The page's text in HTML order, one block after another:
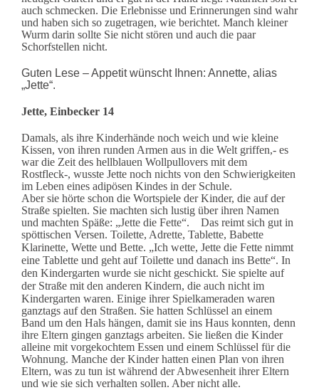
auch schmecken. Die Erlebnisse und Erinnerungen sind wahr
und haben sich so zugetragen, wie berichtet. Manch kleiner
Wurm darin sollte Sie nicht stören und auch die paar
Schorfstellen nicht.
Guten Lese – Appetit wünscht Ihnen: Annette, alias
„Jette“.
Jette, Einbecker 14
Damals, als ihre Kinderhände noch weich und wie kleine
Kissen, von ihren runden Armen aus in die Welt griffen,- es
war die Zeit des hellblauen Wollpullovers mit dem
Rostfleck-, wusste Jette noch nichts von den Schwierigkeiten
im Leben eines adipösen Kindes in der Schule.
Aber sie hörte schon die Wortspiele der Kinder, die auf der
Straße spielten. Sie machten sich lustig über ihren Namen
und machten Späße: „Jette die Fette“. Das reimt sich gut in
spöttischen Versen. Toilette, Adrette, Tablette, Babette
Klarinette, Wette und Bette. „Ich wette, Jette die Fette nimmt
eine Tablette und geht auf Toilette und danach ins Bette“. In
den Kindergarten wurde sie nicht geschickt. Sie spielte auf
der Straße mit den anderen Kindern, die auch nicht im
Kindergarten waren. Einige ihrer Spielkameraden waren
ganztags auf den Straßen. Sie hatten Schlüssel an einem
Band um den Hals hängen, damit sie ins Haus konnten, denn
ihre Eltern gingen ganztags arbeiten. Sie ließen die Kinder
alleine mit vorgekochtem Essen und einem Schlüssel für die
Wohnung. Manche der Kinder hatten einen Plan von ihren
Eltern, was zu tun ist während der Abwesenheit ihrer Eltern
und wie sie sich verhalten sollen. Aber nicht alle.